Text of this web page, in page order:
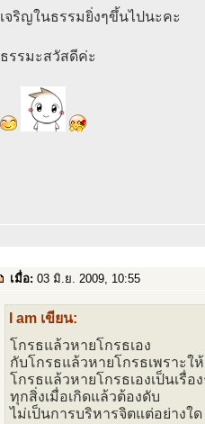
เจริญในธรรมยิ่งๆขึ้นไปนะคะ
ธรรมะสวัสดีค่ะ
เมื่อ: 03 มิ.ย. 2009, 10:55
I am เขียน:
โกรธแล้วหายโกรธเอง
กับโกรธแล้วหายโกรธเพราะใ
โกรธแล้วหายโกรธเองเป็นเรื่อ
ทุกสิ่งเมื่อเกิดแล้วต้องดับ
ไม่เป็นการบริหารจิตแต่อย่างใด